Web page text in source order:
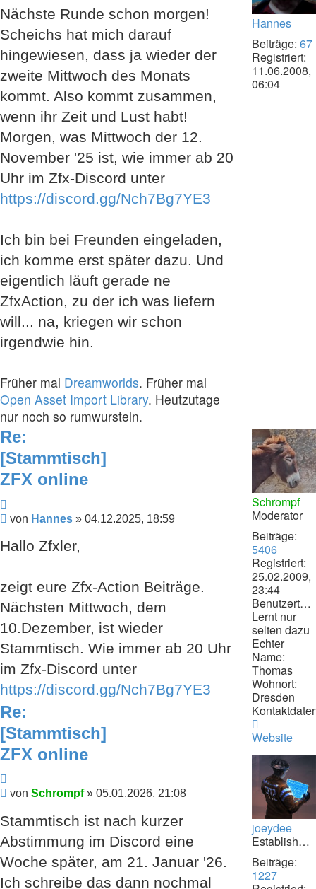
Nächste Runde schon morgen!
Scheichs hat mich darauf
hingewiesen, dass ja wieder der
zweite Mittwoch des Monats
kommt. Also kommt zusammen,
wenn ihr Zeit und Lust habt!
Morgen, was Mittwoch der 12.
November '25 ist, wie immer ab 20
Uhr im Zfx-Discord unter
https://discord.gg/Nch7Bg7YE3
Ich bin bei Freunden eingeladen,
ich komme erst später dazu. Und
eigentlich läuft gerade ne
ZfxAction, zu der ich was liefern
will... na, kriegen wir schon
irgendwie hin.
Früher mal Dreamworlds. Früher mal
Open Asset Import Library. Heutzutage
nur noch so rumwursteln.
Hannes
Beiträge: 67
Registriert:
11.06.2008,
06:04
Re:
[Stammtisch]
ZFX online
Beitrag
von Hannes » 04.12.2025, 18:59
Hallo Zfxler,
zeigt eure Zfx-Action Beiträge.
Nächsten Mittwoch, dem
10.Dezember, ist wieder
Stammtisch. Wie immer ab 20 Uhr
im Zfx-Discord unter
https://discord.gg/Nch7Bg7YE3
Schrompf
Moderator
Beiträge:
5406
Registriert:
25.02.2009,
23:44
Benutzertext:
Lernt nur
selten dazu
Echter
Name:
Thomas
Wohnort:
Dresden
von
Website
Re:
[Stammtisch]
ZFX online
Beitrag
von Schrompf» 05.01.2026, 21:08
Stammtisch ist nach kurzer
Abstimmung im Discord eine
Woche später, am 21. Januar '26.
Ich schreibe das dann nochmal
joeydee
Establishment
Beiträge:
1227